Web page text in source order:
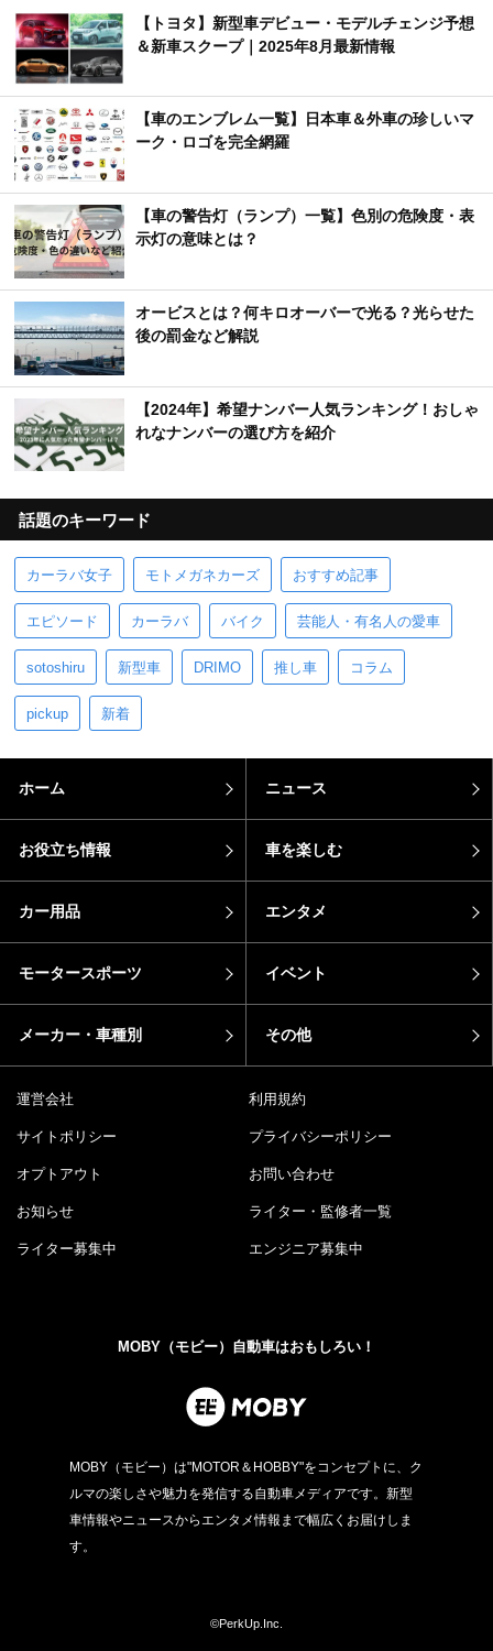
【トヨタ】新型車デビュー・モデルチェンジ予想
＆新車スクープ｜2025年8月最新情報
【車のエンブレム一覧】日本車＆外車の珍しいマ
ーク・ロゴを完全網羅
【車の警告灯（ランプ）一覧】色別の危険度・表
示灯の意味とは？
オービスとは？何キロオーバーで光る？光らせた
後の罰金など解説
【2024年】希望ナンバー人気ランキング！おしゃ
れなナンバーの選び方を紹介
話題のキーワード
カーラバ女子 モトメガネカーズ おすすめ記事
エピソード カーラバ バイク 芸能人・有名人の愛車
sotoshiru 新型車 DRIMO 推し車 コラム
pickup 新着
ホーム ニュース
お役立ち情報 車を楽しむ
カー用品 エンタメ
モータースポーツ イベント
メーカー・車種別 その他
運営会社 利用規約
サイトポリシー プライバシーポリシー
オプトアウト お問い合わせ
お知らせ ライター・監修者一覧
ライター募集中 エンジニア募集中
MOBY（モビー）自動車はおもしろい！
MOBY（モビー）は"MOTOR＆HOBBY"をコンセプトに、ク
ルマの楽しさや魅力を発信する自動車メディアです。新型
車情報やニュースからエンタメ情報まで幅広くお届けしま
す。
©PerkUp.Inc.